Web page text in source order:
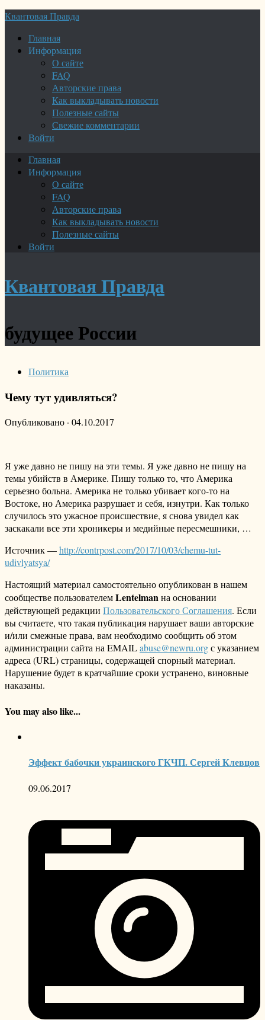
Квантовая Правда
Главная
Информация
О сайте
FAQ
Авторские права
Как выкладывать новости
Полезные сайты
Свежие комментарии
Войти
Главная
Информация
О сайте
FAQ
Авторские права
Как выкладывать новости
Полезные сайты
Войти
Квантовая Правда
будущее России
Политика
Чему тут удивляться?
Опубликовано · 04.10.2017
Я уже давно не пишу на эти темы. Я уже давно не пишу на
темы убийств в Америке. Пишу только то, что Америка
серьезно больна. Америка не только убивает кого-то на
Востоке, но Америка разрушает и себя, изнутри. Как только
случилось это ужасное происшествие, я снова увидел как
заскакали все эти хроникеры и медийные пересмешники, …
Источник —http://contrpost.com/2017/10/03/chemu-tut-
udivlyatsya/
Настоящий материал самостоятельно опубликован в нашем
сообществе пользователемLentelmanна основании
действующей редакции Пользовательского Соглашения. Если
вы считаете, что такая публикация нарушает ваши авторские
и/или смежные права, вам необходимо сообщить об этом
администрации сайта на EMAILabuse@newru.orgс указанием
адреса (URL) страницы, содержащей спорный материал.
Нарушение будет в кратчайшие сроки устранено, виновные
наказаны.
You may also like...
Эффект бабочки украинского ГКЧП. Сергей Клевцов
09.06.2017